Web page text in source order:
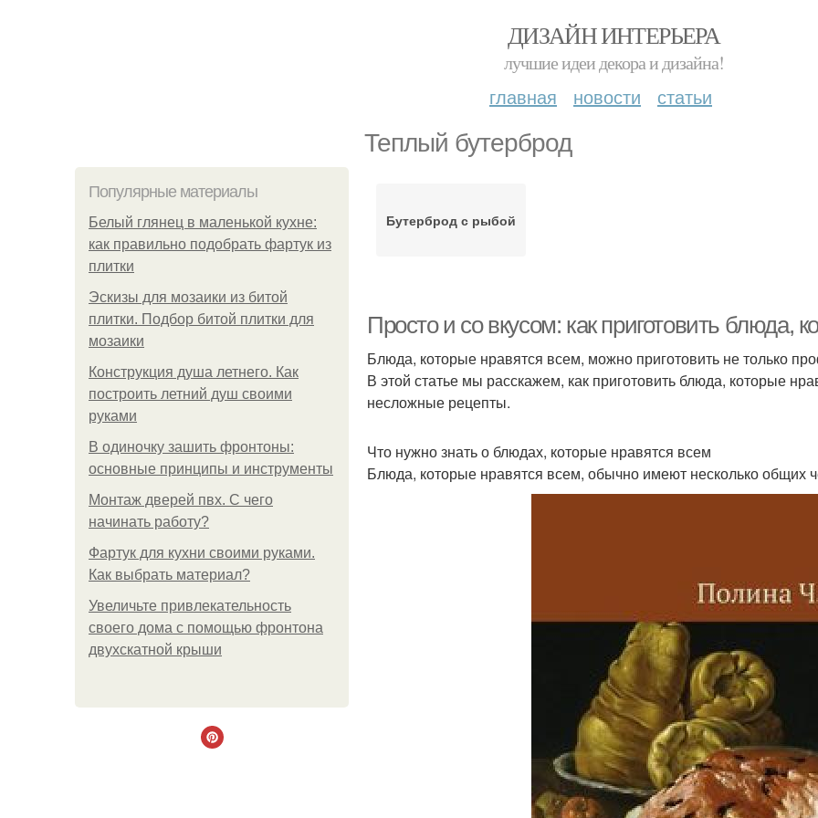
ДИЗАЙН ИНТЕРЬЕРА
лучшие идеи декора и дизайна!
главная новости статьи
Теплый бутерброд
Популярные материалы
Белый глянец в маленькой кухне:
как правильно подобрать фартук из
плитки
Эскизы для мозаики из битой
плитки. Подбор битой плитки для
мозаики
Конструкция душа летнего. Как
построить летний душ своими
руками
В одиночку зашить фронтоны:
основные принципы и инструменты
Монтаж дверей пвх. С чего
начинать работу?
Фартук для кухни своими руками.
Как выбрать материал?
Увеличьте привлекательность
своего дома с помощью фронтона
двухскатной крыши
Бутерброд с рыбой
Просто и со вкусом: как приготовить блюда,
Блюда, которые нравятся всем, можно приготовить не только
В этой статье мы расскажем, как приготовить блюда, которые
несложные рецепты.
Что нужно знать о блюдах, которые нравятся всем
Блюда, которые нравятся всем, обычно имеют несколько общих